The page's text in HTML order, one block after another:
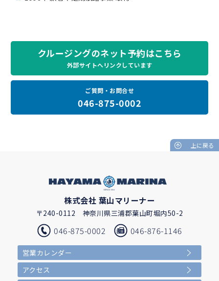
クルージングのネット予約はこちら
外部サイトへリンクしています
ご質問・お問合せ
046-875-0002
上に戻る
株式会社 葉山マリーナー
〒240-0112 神奈川県三浦郡葉山町堀内50-2
046-875-0002 046-876-1146
営業カレンダー
アクセス